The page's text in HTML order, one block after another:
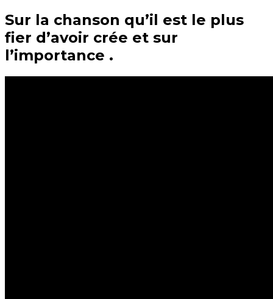
Sur la chanson qu’il est le plus
fier d’avoir crée et sur
l’importance .